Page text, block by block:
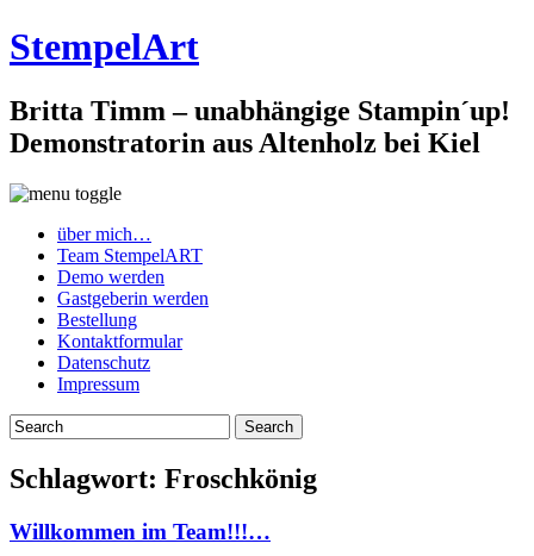
StempelArt
Britta Timm – unabhängige Stampin´up!
Demonstratorin aus Altenholz bei Kiel
über mich…
Team StempelART
Demo werden
Gastgeberin werden
Bestellung
Kontaktformular
Datenschutz
Impressum
Schlagwort: Froschkönig
Willkommen im Team!!!…